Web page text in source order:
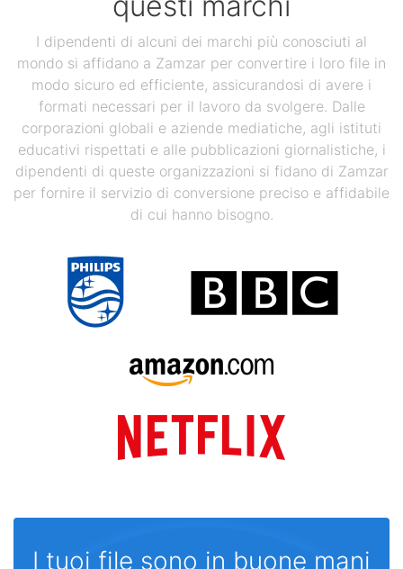
I dipendenti di alcuni dei marchi più conosciuti al
mondo si affidano a Zamzar per convertire i loro file in
modo sicuro ed efficiente, assicurandosi di avere i
formati necessari per il lavoro da svolgere. Dalle
corporazioni globali e aziende mediatiche, agli istituti
educativi rispettati e alle pubblicazioni giornalistiche, i
dipendenti di queste organizzazioni si fidano di Zamzar
per fornire il servizio di conversione preciso e affidabile
di cui hanno bisogno.
I tuoi file sono in buone mani